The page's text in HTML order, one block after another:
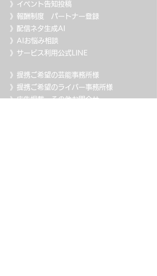
》イベント告知投稿
》 報酬制度 パートナー登録
》配信ネタ生成AI
》AIお悩み相談
》サービス利用公式LINE
》提携ご希望の芸能事務所様
》提携ご希望のライバー事務所様
》広告掲載・その他お問合せ